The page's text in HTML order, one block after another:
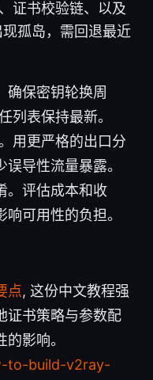
证书校验链、以及
孤岛，需回退最近
确保密钥轮换周
列表保持最新。
用更严格的出口分
导性流量暴露。
。评估成本和收
可用性的负担。
点, 这份中文教程强
证书策略与参数配
影响。
to-build-v2ray-